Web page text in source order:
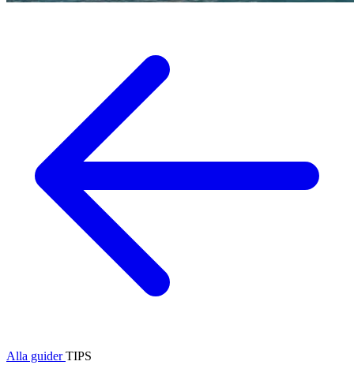
Alla guiderTIPS